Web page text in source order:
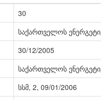
30
საქართველოს
30/12/2005
საქართველოს
სსმ, 2, 09/01/2006